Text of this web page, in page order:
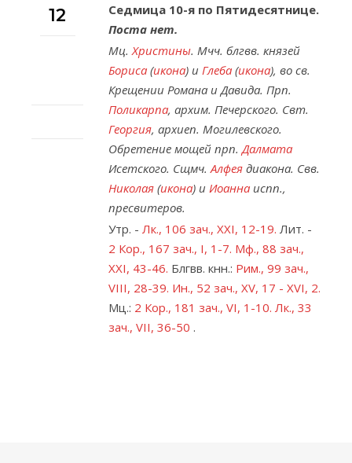
12
Седмица 10-я по Пятидесятнице.
Поста нет.
Мц.Христины. Мчч. блгвв. князей
Бориса (икона) и Глеба (икона), во св.
Крещении Романа и Давида. Прп.
Поликарпа, архим. Печерского. Свт.
Георгия, архиеп. Могилевского.
Обретение мощей прп.Далмата
Исетского. Сщмч.Алфея диакона. Свв.
Николая (икона) и Иоанна испп.,
пресвитеров.
Утр. - Лк., 106 зач., XXI, 12-19. Лит. -
2 Кор., 167 зач., I, 1-7. Мф., 88 зач.,
XXI, 43-46. Блгвв. кнн.: Рим., 99 зач.,
VIII, 28-39. Ин., 52 зач., XV, 17 - XVI, 2.
Мц.: 2 Кор., 181 зач., VI, 1-10. Лк., 33
зач., VII, 36-50 .